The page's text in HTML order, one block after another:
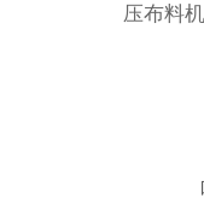
压布料机